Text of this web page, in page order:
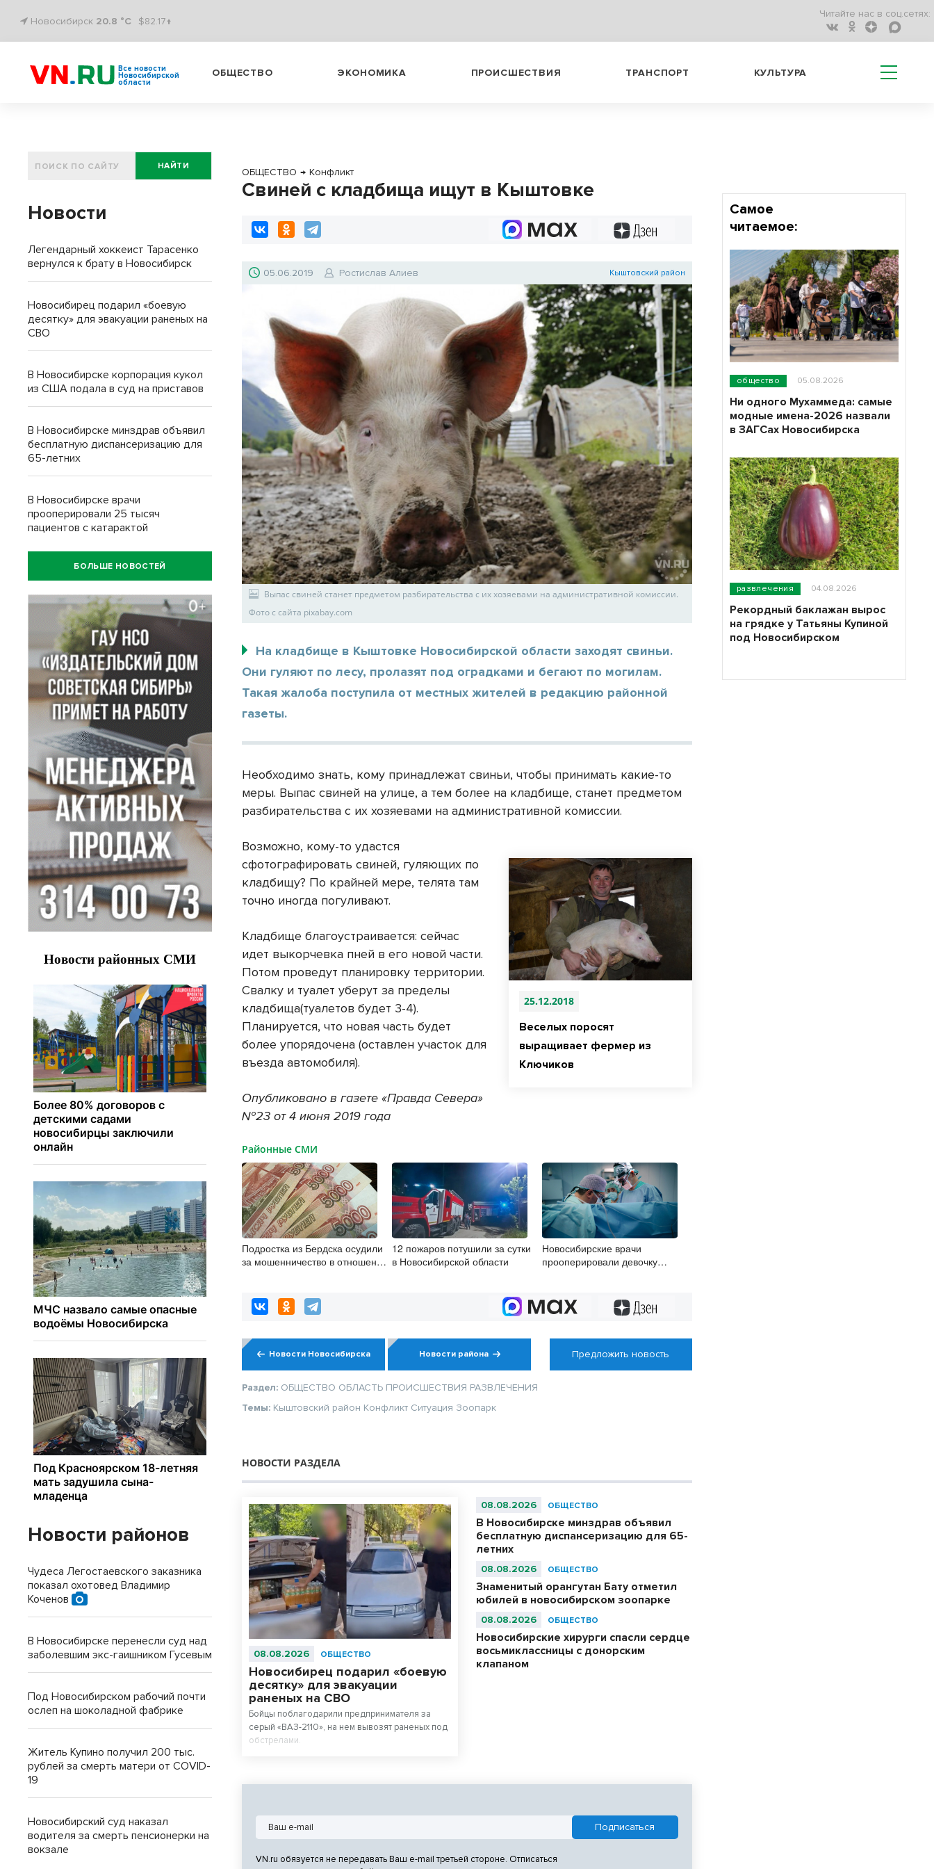
Новосибирск 20.8 °C $82.17↑
Читайте нас в соц.сетях:
Все новости
Новосибирской
области
ОБЩЕСТВО ЭКОНОМИКА ПРОИСШЕСТВИЯ ТРАНСПОРТ КУЛЬТУРА
ОБЩЕСТВО → Конфликт
Свиней с кладбища ищут в Кыштовке
05.06.2019 Ростислав Алиев Кыштовский район
Выпас свиней станет предметом разбирательства с их хозяевами на административной комиссии.
Фото с сайта pixabay.com
На кладбище в Кыштовке Новосибирской области заходят свиньи.
Они гуляют по лесу, пролазят под оградками и бегают по могилам.
Такая жалоба поступила от местных жителей в редакцию районной
газеты.
Необходимо знать, кому принадлежат свиньи, чтобы принимать какие-то
меры. Выпас свиней на улице, а тем более на кладбище, станет предметом
разбирательства с их хозяевами на административной комиссии.
25.12.2018
Веселых поросят
выращивает фермер из
Ключиков
Возможно, кому-то удастся
сфотографировать свиней, гуляющих по
кладбищу? По крайней мере, телята там
точно иногда погуливают.
Кладбище благоустраивается: сейчас
идет выкорчевка пней в его новой части.
Потом проведут планировку территории.
Свалку и туалет уберут за пределы
кладбища(туалетов будет 3-4).
Планируется, что новая часть будет
более упорядочена (оставлен участок для
въезда автомобиля).
Опубликовано в газете «Правда Севера»
№23 от 4 июня 2019 года
Районные СМИ
Подростка из Бердска осудили
за мошенничество в отношении
12 пожаров потушили за сутки
в Новосибирской области
Новосибирские врачи
прооперировали девочку
Новости Новосибирска Новости района Предложить новость
Раздел: ОБЩЕСТВО ОБЛАСТЬ ПРОИСШЕСТВИЯ РАЗВЛЕЧЕНИЯ
Темы: Кыштовский район Конфликт Ситуация Зоопарк
НОВОСТИ РАЗДЕЛА
08.08.2026 ОБЩЕСТВО
Новосибирец подарил «боевую
десятку» для эвакуации
раненых на СВО
Бойцы поблагодарили предпринимателя за
серый «ВАЗ-2110», на нем вывозят раненых под
обстрелами.
08.08.2026 ОБЩЕСТВО
В Новосибирске минздрав объявил
бесплатную диспансеризацию для 65-
летних
08.08.2026 ОБЩЕСТВО
Знаменитый орангутан Бату отметил
юбилей в новосибирском зоопарке
08.08.2026 ОБЩЕСТВО
Новосибирские хирурги спасли сердце
восьмиклассницы с донорским
клапаном
VN.ru обязуется не передавать Ваш e-mail третьей стороне. Отписаться
НАЙТИ
Новости
Легендарный хоккеист Тарасенко
вернулся к брату в Новосибирск
Новосибирец подарил «боевую
десятку» для эвакуации раненых на
СВО
В Новосибирске корпорация кукол
из США подала в суд на приставов
В Новосибирске минздрав объявил
бесплатную диспансеризацию для
65-летних
В Новосибирске врачи
прооперировали 25 тысяч
пациентов с катарактой
БОЛЬШЕ НОВОСТЕЙ
Новости районов
Чудеса Легостаевского заказника
показал охотовед Владимир
Коченов
В Новосибирске перенесли суд над
заболевшим экс-гаишником Гусевым
Под Новосибирском рабочий почти
ослеп на шоколадной фабрике
Житель Купино получил 200 тыс.
рублей за смерть матери от COVID-
19
Новосибирский суд наказал
водителя за смерть пенсионерки на
вокзале
Самое
читаемое:
общество 05.08.2026
Ни одного Мухаммеда: самые
модные имена-2026 назвали
в ЗАГСах Новосибирска
развлечения 04.08.2026
Рекордный баклажан вырос
на грядке у Татьяны Купиной
под Новосибирском